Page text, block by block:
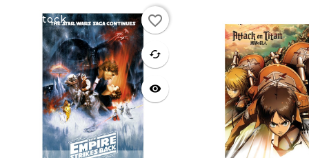
de stock
favorite
cached
visibility
favorite_border